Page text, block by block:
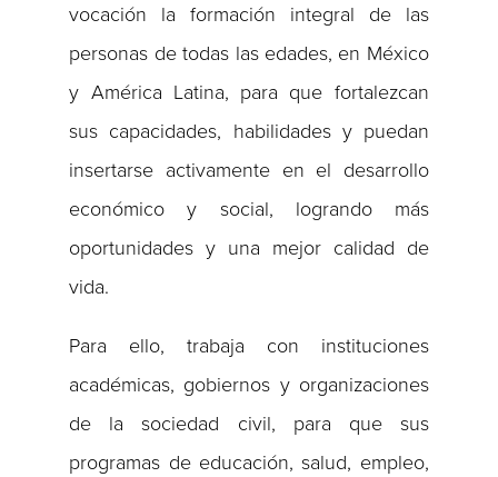
vocación la formación integral de las
personas de todas las edades, en México
y América Latina, para que fortalezcan
sus capacidades, habilidades y puedan
insertarse activamente en el desarrollo
económico y social, logrando más
oportunidades y una mejor calidad de
vida.
Para ello, trabaja con instituciones
académicas, gobiernos y organizaciones
de la sociedad civil, para que sus
programas de educación, salud, empleo,